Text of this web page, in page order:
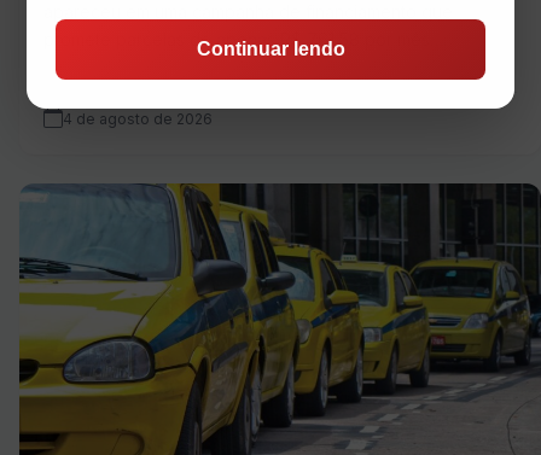
promete parcelas de apenas R$ 761,58 por mês….
4 de agosto de 2026
Continuar lendo